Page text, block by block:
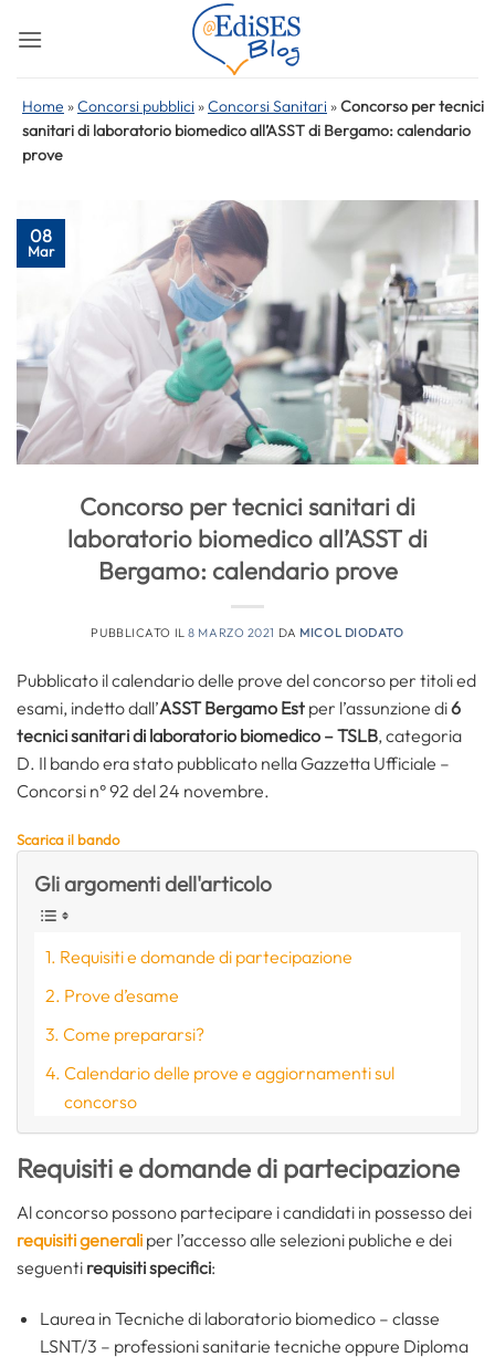
Home »Concorsi pubblici »Concorsi Sanitari »Concorso per tecnici
sanitari di laboratorio biomedico all’ASST di Bergamo: calendario
prove
08
Mar
Concorso per tecnici sanitari di
laboratorio biomedico all’ASST di
Bergamo: calendario prove
PUBBLICATO IL8 MARZO 2021 DA MICOL DIODATO
Pubblicato il calendario delle prove del concorso per titoli ed
esami, indetto dall’ASST Bergamo Est per l’assunzione di6
tecnici sanitari di laboratorio biomedico – TSLB, categoria
D. Il bando era stato pubblicato nella Gazzetta Ufficiale –
Concorsi n° 92 del 24 novembre.
Scarica il bando
Gli argomenti dell'articolo
Requisiti e domande di partecipazione
Prove d’esame
Come prepararsi?
Calendario delle prove e aggiornamenti sul
concorso
Requisiti e domande di partecipazione
Al concorso possono partecipare i candidati in possesso dei
requisiti generali per l’accesso alle selezioni publiche e dei
seguenti requisiti specifici:
Laurea in Tecniche di laboratorio biomedico – classe
LSNT/3 – professioni sanitarie tecniche oppure Diploma